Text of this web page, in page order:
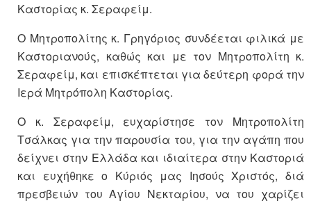
Καστορίας κ. Σεραφείμ.
Ο Μητροπολίτης κ. Γρηγόριος συνδέεται φιλικά με
Καστοριανούς, καθώς και με τον Μητροπολίτη κ.
Σεραφείμ, και επισκέπτεται για δεύτερη φορά την
Ιερά Μητρόπολη Καστορίας.
Ο κ. Σεραφείμ, ευχαρίστησε τον Μητροπολίτη
Τσάλκας για την παρουσία του, για την αγάπη που
δείχνει στην Ελλάδα και ιδιαίτερα στην Καστοριά
και ευχήθηκε ο Κύριός μας Ιησούς Χριστός, διά
πρεσβειών του Αγίου Νεκταρίου, να του χαρίζει